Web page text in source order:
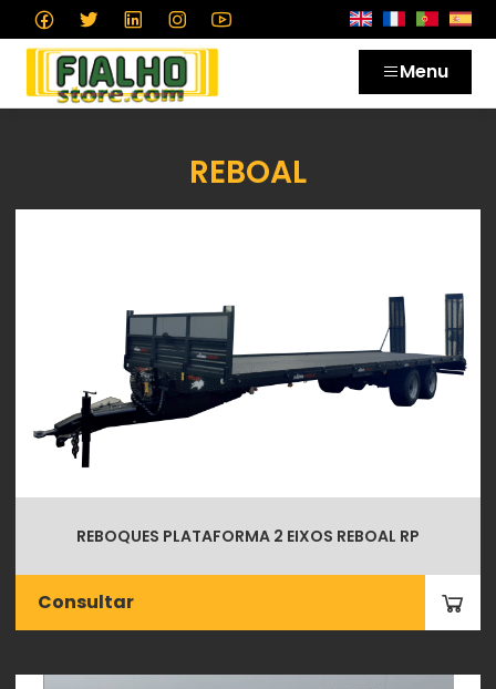
Menu
REBOAL
REBOQUES PLATAFORMA 2 EIXOS REBOAL RP
Consultar